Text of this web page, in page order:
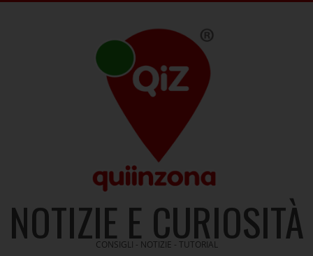
NOTIZIE E CURIOSITÀ
CONSIGLI - NOTIZIE - TUTORIAL